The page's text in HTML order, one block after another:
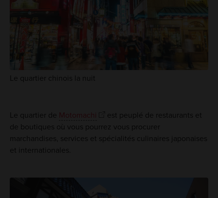
Le quartier chinois la nuit
Le quartier de Motomachi
est peuplé de restaurants et
de boutiques où vous pourrez vous procurer
marchandises, services et spécialités culinaires japonaises
et internationales.